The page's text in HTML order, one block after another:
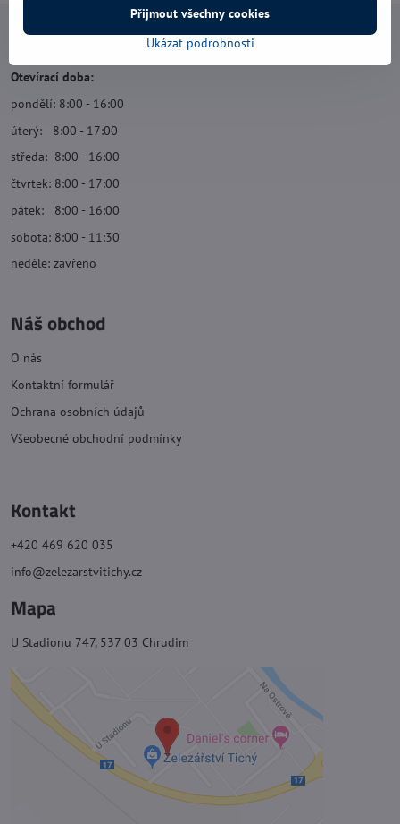
Navštivte nás
Otevírací doba:
pondělí: 8:00 - 16:00
úterý: 8:00 - 17:00
středa: 8:00 - 16:00
čtvrtek: 8:00 - 17:00
pátek: 8:00 - 16:00
sobota: 8:00 - 11:30
neděle: zavřeno
Náš obchod
O nás
Kontaktní formulář
Ochrana osobních údajů
Všeobecné obchodní podmínky
Kontakt
+420 469 620 035
info@zelezarstvitichy.cz
Mapa
U Stadionu 747, 537 03 Chrudim
Ukázat podrobnosti
Přijmout všechny cookies